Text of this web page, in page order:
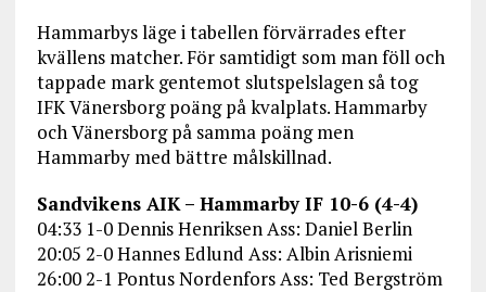
Hammarbys läge i tabellen förvärrades efter
kvällens matcher. För samtidigt som man föll och
tappade mark gentemot slutspelslagen så tog
IFK Vänersborg poäng på kvalplats. Hammarby
och Vänersborg på samma poäng men
Hammarby med bättre målskillnad.
Sandvikens AIK – Hammarby IF 10-6 (4-4)
04:33 1-0 Dennis Henriksen Ass: Daniel Berlin
20:05 2-0 Hannes Edlund Ass: Albin Arisniemi
26:00 2-1 Pontus Nordenfors Ass: Ted Bergström